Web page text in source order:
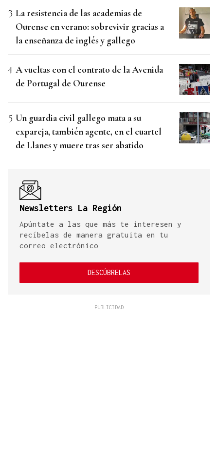
La resistencia de las academias de
Ourense en verano: sobrevivir gracias a
la enseñanza de inglés y gallego
A vueltas con el contrato de la Avenida
de Portugal de Ourense
Un guardia civil gallego mata a su
expareja, también agente, en el cuartel
de Llanes y muere tras ser abatido
Newsletters La Región
Apúntate a las que más te interesen y
recíbelas de manera gratuita en tu
correo electrónico
DESCÚBRELAS